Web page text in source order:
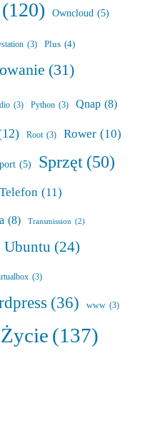
(120) Owncloud (5)
(3) Plus (4)
(31)
(3) Python (3) Qnap (8)
Root (3) Rower (10)
(5) Sprzęt(50)
Telefon (11)
(8) Transmission (2)
Ubuntu (24)
(3)
(36) www (3)
Życie(137)